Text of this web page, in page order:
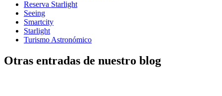
Reserva Starlight
Seeing
Smartcity
Starlight
Turismo Astronómico
Otras entradas de nuestro blog